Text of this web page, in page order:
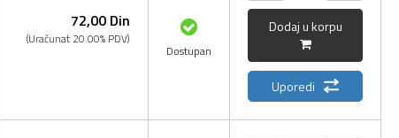
72,00 Din
(Uračunat 20.00% PDV)
Dostupan
Dodaj u korpu
Uporedi